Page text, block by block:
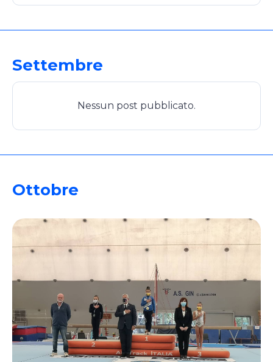
Settembre
Nessun post pubblicato.
Ottobre